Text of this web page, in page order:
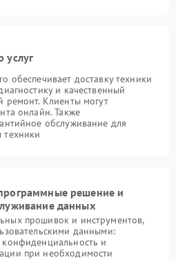
услуг
обеспечивает доставку техники
и качественный
ремонт. Клиенты могут
онлайн. Также
обслуживание для
техники
решение и
данных
прошивок и инструментов,
данными:
и
при необходимости